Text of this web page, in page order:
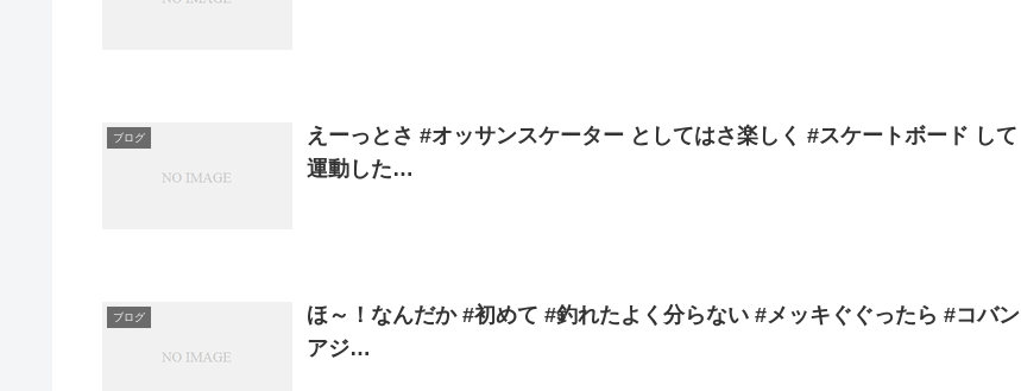
ブログ
えーっとさ #オッサンスケーター としてはさ楽しく #スケートボード して
運動した…
ブログ
ほ～！なんだか #初めて #釣れたよく分らない #メッキぐぐったら #コバン
アジ…